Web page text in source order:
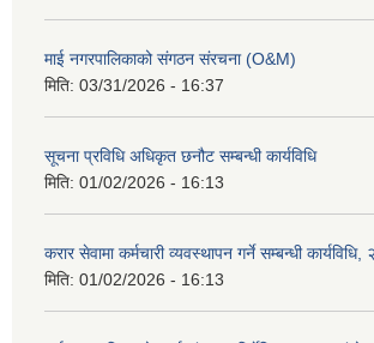
माई नगरपालिकाको संगठन संरचना (O&M)
मिति: 03/31/2026 - 16:37
सूचना प्रविधि अधिकृत छनौट सम्बन्धी कार्यविधि
मिति: 01/02/2026 - 16:13
करार सेवामा कर्मचारी व्यवस्थापन गर्ने सम्बन्धी
मिति: 01/02/2026 - 16:13